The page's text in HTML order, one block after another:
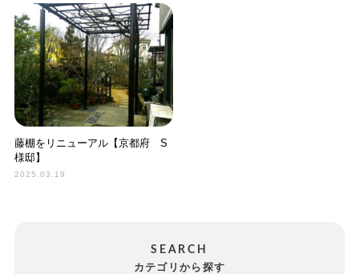
藤棚をリニューアル【京都府 S
様邸】
2025.03.19
SEARCH
カテゴリから探す